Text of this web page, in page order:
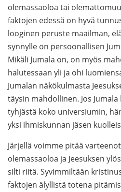
olemassaoloa tai
faktojen edessä on hyvä
looginen peruste maailman,
synnylle on persoonallisen
Mikäli Jumala on, on myös
halutessaan yli ja ohi
Jumalan näkökulmasta
täysin mahdollinen. Jos
tyhjästä koko universiumin,
yksi ihmiskunnan jäsen
Järjellä voimme pitää
olemassaoloa ja Jeesuksen
silti riitä. Syvimmiltään
faktojen älyllistä totena